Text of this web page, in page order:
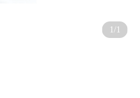
1/1